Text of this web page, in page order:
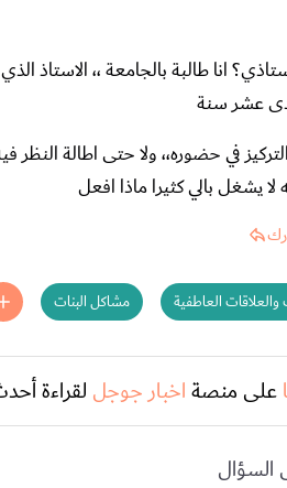
انا طالبة بالجامعة ،، الاستاذ
عشر سنة
في حضوره،، ولا حتى اطالة
لا يشغل بالي كثيرا ماذا افعل
العاطفية مشاكل البنات
على منصةاخبار جوجل لقراءة
السؤال